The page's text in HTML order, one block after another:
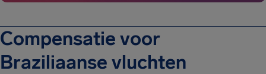
Compensatie voor
Braziliaanse vluchten